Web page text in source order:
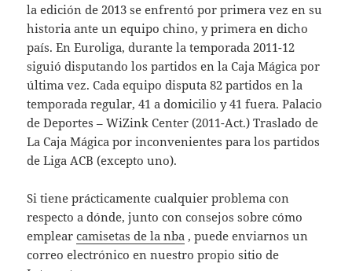
la edición de 2013 se enfrentó por primera vez en su
historia ante un equipo chino, y primera en dicho
país. En Euroliga, durante la temporada 2011-12
siguió disputando los partidos en la Caja Mágica por
última vez. Cada equipo disputa 82 partidos en la
temporada regular, 41 a domicilio y 41 fuera. Palacio
de Deportes – WiZink Center (2011-Act.) Traslado de
La Caja Mágica por inconvenientes para los partidos
de Liga ACB (excepto uno).
Si tiene prácticamente cualquier problema con
respecto a dónde, junto con consejos sobre cómo
emplearcamisetas de la nba , puede enviarnos un
correo electrónico en nuestro propio sitio de